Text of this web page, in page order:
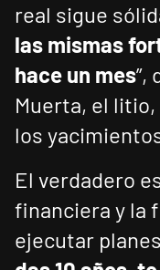
real sigue
las mismas
hace un mes”,
Muerta, el
los
El verdadero
financiera y la
ejecutar